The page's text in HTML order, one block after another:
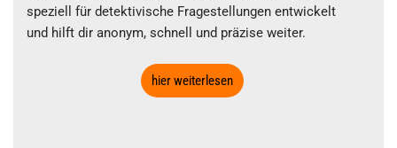
speziell für detektivische Fragestellungen entwickelt
und hilft dir anonym, schnell und präzise weiter.
hier weiterlesen